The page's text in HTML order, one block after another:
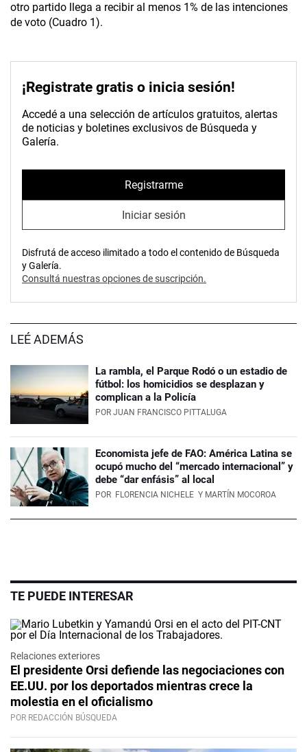
otro partido llega a recibir al menos 1% de las intenciones
de voto (Cuadro 1).
¡Registrate gratis o inicia sesión!
Accedé a una selección de artículos gratuitos, alertas
de noticias y boletines exclusivos de Búsqueda y
Galería.
Registrarme
Iniciar sesión
Disfrutá de acceso ilimitado a todo el contenido de Búsqueda
y Galería.
Consultá nuestras opciones de suscripción.
LEÉ ADEMÁS
La rambla, el Parque Rodó o un estadio de
fútbol: los homicidios se desplazan y
complican a la Policía
POR JUAN FRANCISCO PITTALUGA
Economista jefe de FAO: América Latina se
ocupó mucho del “mercado internacional” y
debe “dar enfásis” al local
POR FLORENCIA NICHELE Y MARTÍN MOCOROA
TE PUEDE INTERESAR
Relaciones exteriores
El presidente Orsi defiende las negociaciones con
EE.UU. por los deportados mientras crece la
molestia en el oficialismo
POR REDACCIÓN BÚSQUEDA